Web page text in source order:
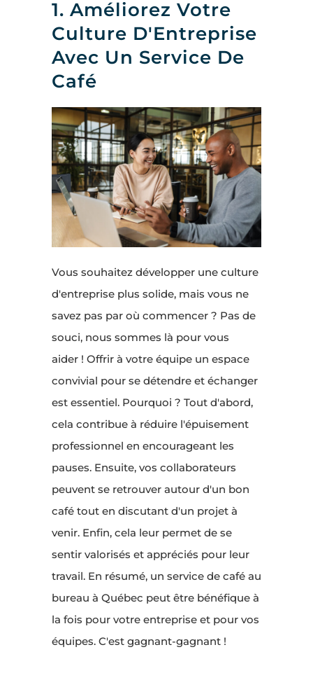
1. Améliorez Votre
Culture D'Entreprise
Avec Un Service De
Café
Vous souhaitez développer une culture
d'entreprise plus solide, mais vous ne
savez pas par où commencer ? Pas de
souci, nous sommes là pour vous
aider ! Offrir à votre équipe un espace
convivial pour se détendre et échanger
est essentiel. Pourquoi ? Tout d'abord,
cela contribue à réduire l'épuisement
professionnel en encourageant les
pauses. Ensuite, vos collaborateurs
peuvent se retrouver autour d'un bon
café tout en discutant d'un projet à
venir. Enfin, cela leur permet de se
sentir valorisés et appréciés pour leur
travail. En résumé, un service de café au
bureau à Québec peut être bénéfique à
la fois pour votre entreprise et pour vos
équipes. C'est gagnant-gagnant !